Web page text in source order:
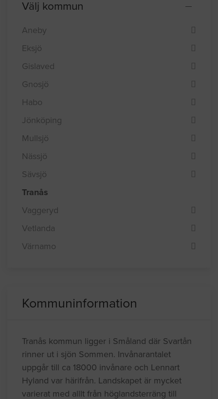
Välj kommun
Aneby
Eksjö
Gislaved
Gnosjö
Habo
Jönköping
Mullsjö
Nässjö
Sävsjö
Tranås
Vaggeryd
Vetlanda
Värnamo
Kommuninformation
Tranås kommun ligger i Småland där Svartån
rinner ut i sjön Sommen. Invånarantalet
uppgår till ca 18000 invånare och Lennart
Hyland var härifrån. Landskapet är mycket
varierat med alllt från höglandsterräng till